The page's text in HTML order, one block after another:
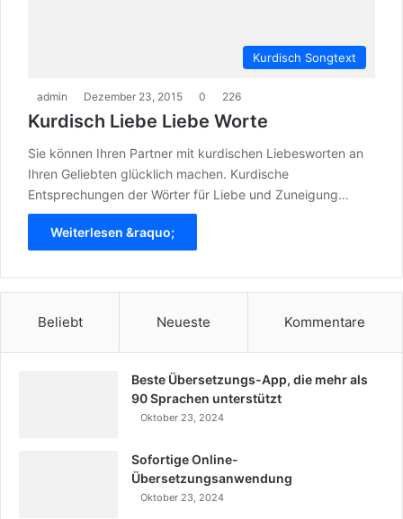
Kurdisch Songtext
admin Dezember 23, 2015 0 226
Kurdisch Liebe Liebe Worte
Sie können Ihren Partner mit kurdischen Liebesworten an
Ihren Geliebten glücklich machen. Kurdische
Entsprechungen der Wörter für Liebe und Zuneigung…
Weiterlesen &raquo;
Beliebt Neueste Kommentare
Beste Übersetzungs-App, die mehr als
90 Sprachen unterstützt
Oktober 23, 2024
Sofortige Online-
Übersetzungsanwendung
Oktober 23, 2024